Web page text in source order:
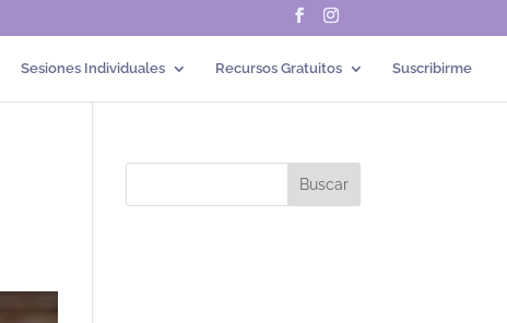
Sesiones Individuales Recursos Gratuitos Suscribirme